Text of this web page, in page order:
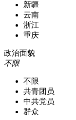
新疆
云南
浙江
重庆
政治面貌
不限
不限
共青团员
中共党员
群众